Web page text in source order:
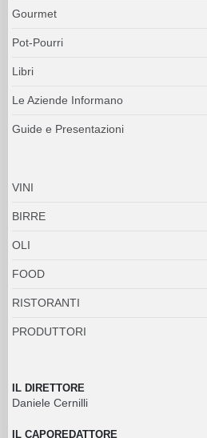
Gourmet
Pot-Pourri
Libri
Le Aziende Informano
Guide e Presentazioni
VINI
BIRRE
OLI
FOOD
RISTORANTI
PRODUTTORI
IL DIRETTORE
Daniele Cernilli
IL CAPOREDATTORE